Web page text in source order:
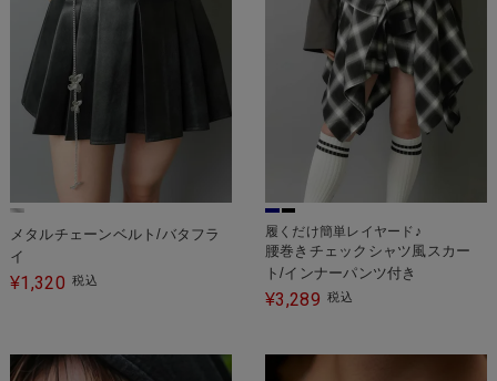
メタルチェーンベルト/バタフラ
イ
¥1,320 税込
履くだけ簡単レイヤード♪
腰巻きチェックシャツ風スカー
ト/インナーパンツ付き
¥3,289 税込